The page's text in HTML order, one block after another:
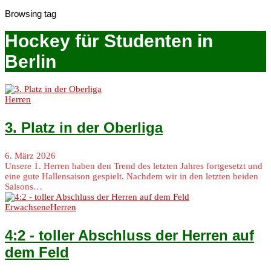
Browsing tag
Hockey für Studenten in
Berlin
Herren
3. Platz in der Oberliga
6. März 2026
Unsere 1. Herren haben den Trend des letzten Jahres fortgesetzt und
eine gute Hallensaison gespielt. Nachdem wir in den letzten beiden
Saisons…
ErwachseneHerren
4:2 - toller Abschluss der Herren auf
dem Feld